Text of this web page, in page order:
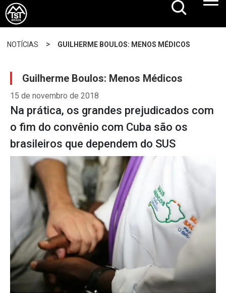
NOTÍCIAS > GUILHERME BOULOS: MENOS MÉDICOS
Guilherme Boulos: Menos Médicos
15 de novembro de 2018
Na prática, os grandes prejudicados com
o fim do convênio com Cuba são os
brasileiros que dependem do SUS